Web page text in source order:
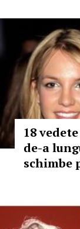
18
de-a
schimbe